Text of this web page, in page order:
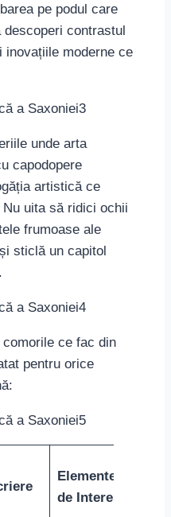
pe podul care
descoperi contrastul
inovațiile moderne ce
unde arta
capodopere
artistică ce
uita să ridici ochii
frumoase ale
sticlă un capitol
ce fac din
pentru orice
Elemente
de Interes